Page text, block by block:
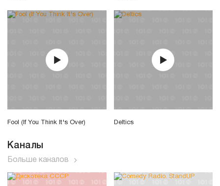
Fool (If You Think It's Over) Deltics
Каналы
Больше каналов